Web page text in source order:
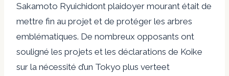
Sakamoto Ryuichidont plaidoyer mourant était de
mettre fin au projet et de protéger les arbres
emblématiques. De nombreux opposants ont
souligné les projets et les déclarations de Koike
sur la nécessité d’un Tokyo plus verteet